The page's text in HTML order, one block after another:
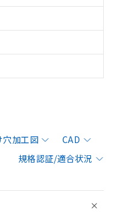
穴加工図
CAD
規格認証/適合状況